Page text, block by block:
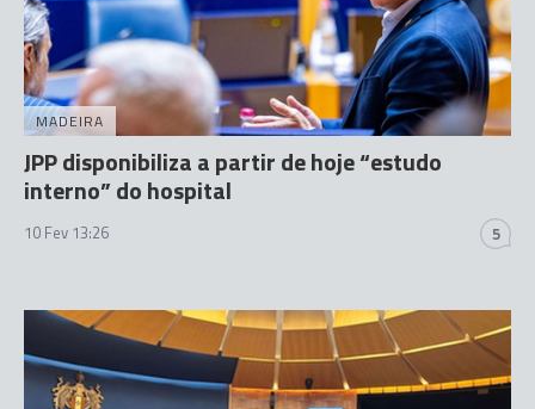
MADEIRA
JPP disponibiliza a partir de hoje “estudo
interno” do hospital
10 Fev 13:26 5